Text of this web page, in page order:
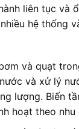
liên tục và
hệ thống
và quạt
và xử lý
lượng. Biến
hoạt theo nhu